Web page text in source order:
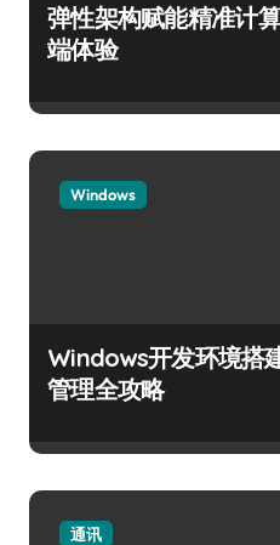
弹性架构赋能精准计
端体验
Windows
Windows开发环境搭
管理全攻略
通讯